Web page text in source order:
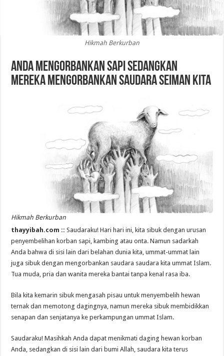
Hikmah Berkurban
Anda Mengorbankan Sapi Sedangkan
Mereka Mengorbankan Saudara Seiman Kita
Hikmah Berkurban
thayyibah.com ::Saudaraku! Hari hari ini, kita sibuk dengan urusan
penyembelihan korban sapi, kambing atau onta. Namun sadarkah
Anda bahwa di sisi lain dari belahan dunia kita, ummat-ummat lain
juga sibuk dengan mengorbankan saudara saudara kita ummat Islam.
Tua muda, pria dan wanita mereka bantai tanpa kenal rasa iba.
Bila kita kemarin sibuk mengasah pisau untuk menyembelih hewan
ternak dan memotong dagingnya, namun mereka sibuk membidikkan
senapan dan senjatanya ke perkampungan ummat Islam.
Saudaraku! Masihkah Anda dapat menikmati daging hewan korban
Anda, sedangkan di sisi lain dari bumi Allah, saudara kita terus